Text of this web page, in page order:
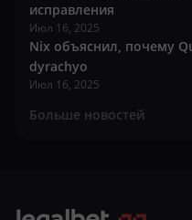
исправления
Июл 16, 2025
Nix объяснил, почему
dyrachyo
Июл 16, 2025
Больше новостей